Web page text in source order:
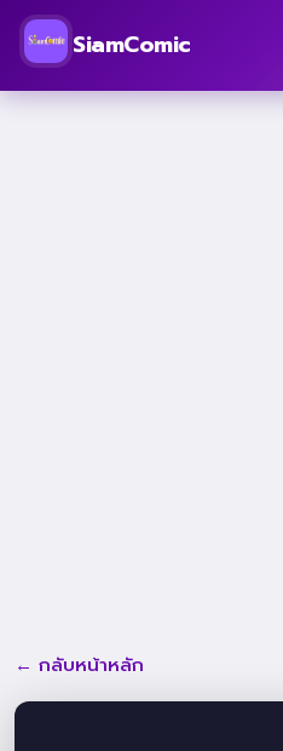
SiamComic
← กลับหน้าหลัก